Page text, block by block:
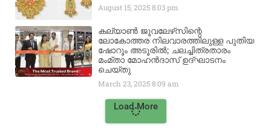
August 15, 20258:03 pm
കല്യാൺ ജൂവലേഴ്‌സിന്റെ
ലോകോത്തര നിലവാരത്തിലുള്ള പുതിയ
ഷോറൂം അടൂരിൽ; ചലച്ചിത്രതാരം
മംമ്താ മോഹൻദാസ് ഉദ്ഘാടനം
ചെയ്‌തു
March 23, 20258:09 am
Load More